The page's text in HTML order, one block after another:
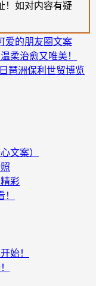
！如对内容有疑
爱的朋友圈文案
柔治愈又唯美！
琶洲保利世贸博览
文案）
彩
始！